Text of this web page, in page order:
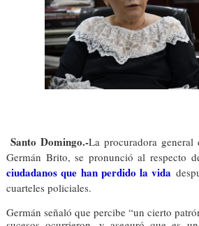
Santo Domingo.-La procuradora
Germán Brito, se pronunció al respecto
ciudadanos que han perdido la vida
cuarteles policiales.
Germán señaló que percibe “un cierto